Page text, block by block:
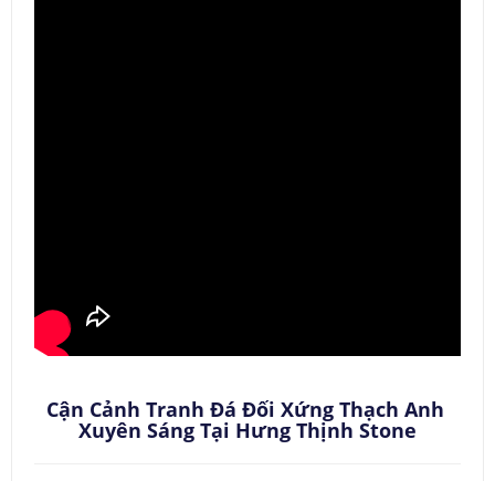
Cận Cảnh Tranh Đá Đối Xứng Thạch Anh
Xuyên Sáng Tại Hưng Thịnh Stone